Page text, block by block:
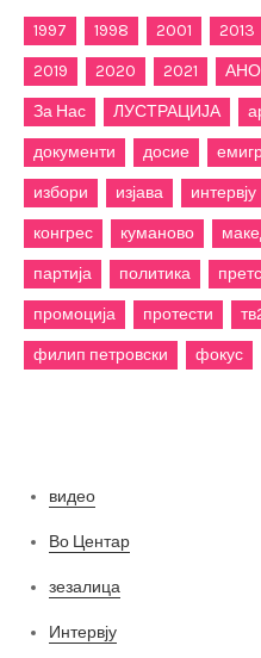
1997 1998 2001 2013
2019
2020 2021
За Нас
ЛУСТРАЦИЈА
документи
досие
избори
изјава интервју
конгрес
куманово
партија
политика
промоција
протести
филип петровски
фокус
видео
Во Центар
зезалица
Интервју